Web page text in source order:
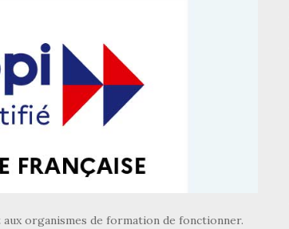
organismes de formation de fonctionner.